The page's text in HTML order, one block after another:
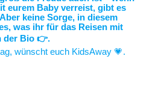
wünscht euch KidsAway 💗.